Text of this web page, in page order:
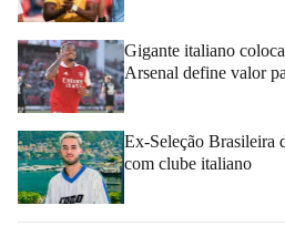
Gigante italiano
Arsenal define valor
Ex-Seleção Brasileira
com clube italiano